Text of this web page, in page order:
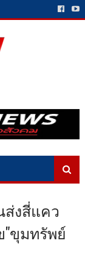
ส่งสี่แคว
"ขุมทรัพย์